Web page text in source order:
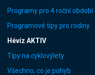
Programy pro 4 roční období
Programové tipy pro rodiny
Hévíz AKTIV
Tipy na cyklovýlety
Všechno, co je pohyb